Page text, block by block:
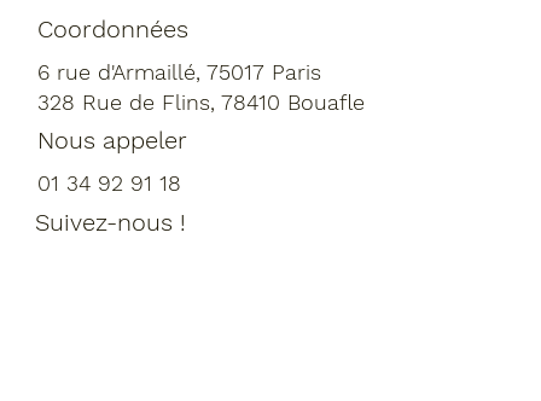
Coordonnées
6 rue d'Armaillé, 75017 Paris
328 Rue de Flins, 78410 Bouafle
Nous appeler
01 34 92 91 18
Suivez-nous !